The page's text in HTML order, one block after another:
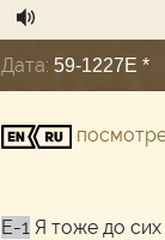
Дата: 59-1227E *
E-1 Я тоже до